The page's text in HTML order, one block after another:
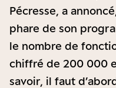
Pécresse, a
phare de son
le nombre de
chiffré de 200 000
savoir, il faut